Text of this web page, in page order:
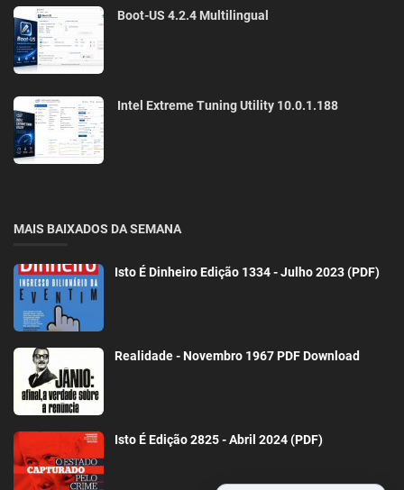
Boot-US 4.2.4 Multilingual
Intel Extreme Tuning Utility 10.0.1.188
MAIS BAIXADOS DA SEMANA
Isto É Dinheiro Edição 1334 - Julho 2023 (PDF)
Realidade - Novembro 1967 PDF Download
Isto É Edição 2825 - Abril 2024 (PDF)